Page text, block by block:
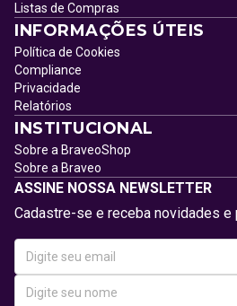
Listas de Compras
INFORMAÇÕES ÚTEIS
Política de Cookies
Compliance
Privacidade
Relatórios
INSTITUCIONAL
Sobre a BraveoShop
Sobre a Braveo
ASSINE NOSSA NEWSLETTER
Cadastre-se e receba novidades